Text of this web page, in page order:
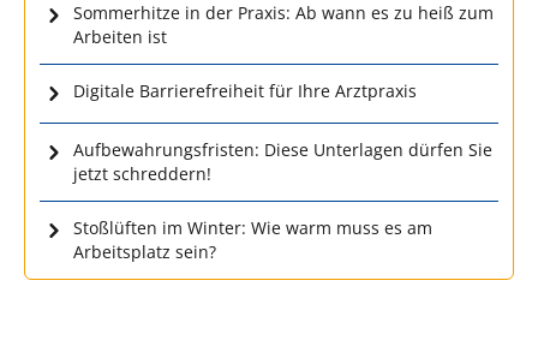
Sommerhitze in der Praxis: Ab wann es zu heiß zum
Arbeiten ist
Digitale Barrierefreiheit für Ihre Arztpraxis
Aufbewahrungsfristen: Diese Unterlagen dürfen Sie
jetzt schreddern!
Stoßlüften im Winter: Wie warm muss es am
Arbeitsplatz sein?